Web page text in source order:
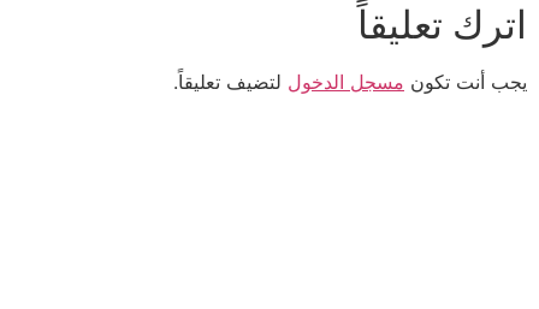
اترك تعليقاً
يجب أنت تكون مسجل الدخول لتضيف تعليقاً.